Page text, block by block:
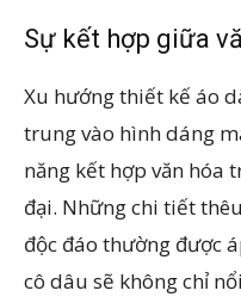
Sự kết hợp giữa
Xu hướng thiết kế áo
trung vào hình dáng
năng kết hợp văn hóa
đại. Những chi tiết
độc đáo thường được
cô dâu sẽ không chỉ